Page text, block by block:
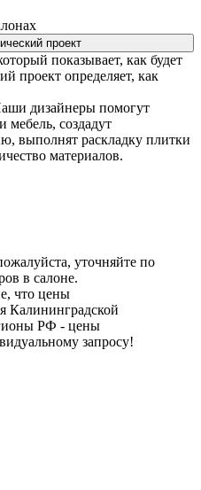
проект
показывает, как будет
проект определяет, как
дизайнеры помогут
мебель, создадут
выполнят раскладку плитки
материалов.
уточняйте по
в салоне.
что цены
Калининградской
РФ - цены
запросу!